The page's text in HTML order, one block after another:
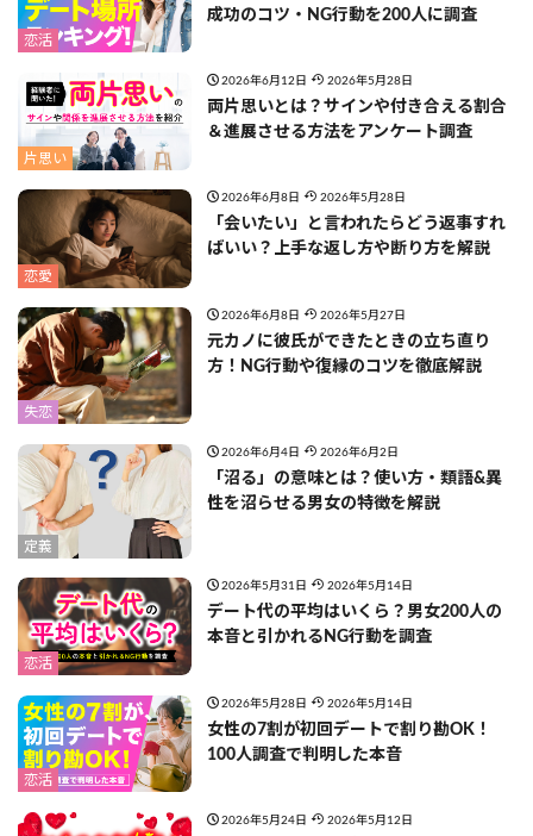
恋活
成功のコツ・NG行動を200人に調査
片思い
2026年6月12日 2026年5月28日
両片思いとは？サインや付き合える割合
＆進展させる方法をアンケート調査
恋愛
2026年6月8日 2026年5月28日
「会いたい」と言われたらどう返事すれ
ばいい？上手な返し方や断り方を解説
失恋
2026年6月8日 2026年5月27日
元カノに彼氏ができたときの立ち直り
方！NG行動や復縁のコツを徹底解説
定義
2026年6月4日 2026年6月2日
「沼る」の意味とは？使い方・類語&異
性を沼らせる男女の特徴を解説
恋活
2026年5月31日 2026年5月14日
デート代の平均はいくら？男女200人の
本音と引かれるNG行動を調査
恋活
2026年5月28日 2026年5月14日
女性の7割が初回デートで割り勘OK！
100人調査で判明した本音
2026年5月24日 2026年5月12日